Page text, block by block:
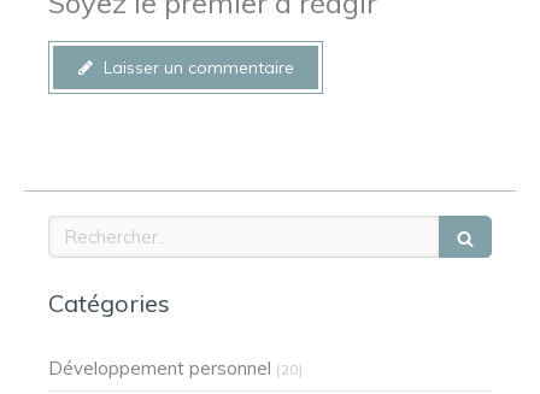
Laisser un commentaire
Rechercher
Catégories
Développement personnel (20)